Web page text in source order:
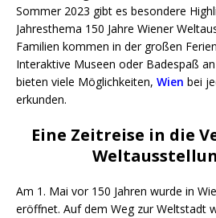
Sommer 2023 gibt es besondere
Jahresthema 150 Jahre Wiener
Familien kommen in der großen
Interaktive Museen oder Badespaß
bieten viele Möglichkeiten, Wien bei
erkunden.
Eine Zeitreise in die
Am 1. Mai vor 150 Jahren wurde in
eröffnet. Auf dem Weg zur Weltstadt